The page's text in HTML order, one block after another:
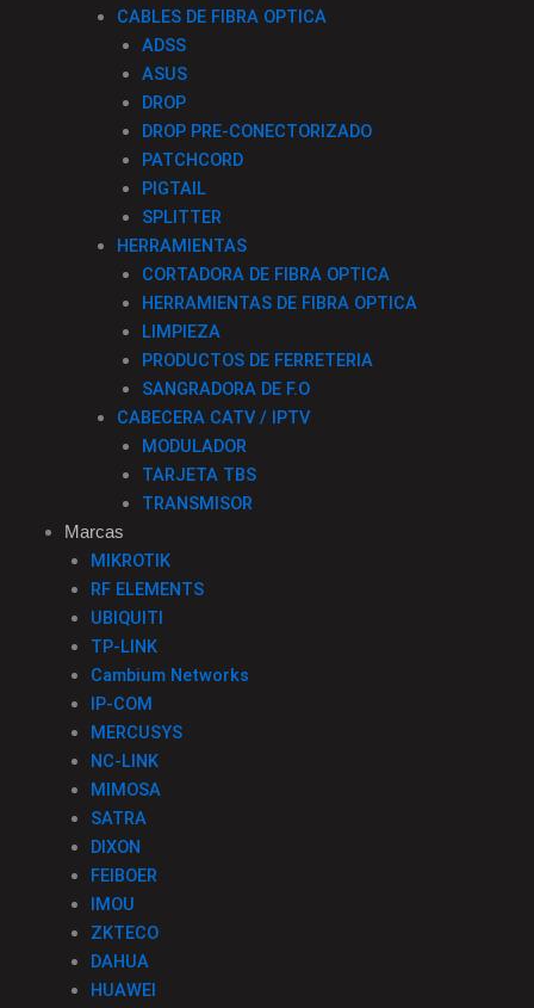
CABLES DE FIBRA OPTICA
ADSS
ASUS
DROP
DROP PRE-CONECTORIZADO
PATCHCORD
PIGTAIL
SPLITTER
HERRAMIENTAS
CORTADORA DE FIBRA OPTICA
HERRAMIENTAS DE FIBRA OPTICA
LIMPIEZA
PRODUCTOS DE FERRETERIA
SANGRADORA DE F.O
CABECERA CATV / IPTV
MODULADOR
TARJETA TBS
TRANSMISOR
Marcas
MIKROTIK
RF ELEMENTS
UBIQUITI
TP-LINK
Cambium Networks
IP-COM
MERCUSYS
NC-LINK
MIMOSA
SATRA
DIXON
FEIBOER
IMOU
ZKTECO
DAHUA
HUAWEI